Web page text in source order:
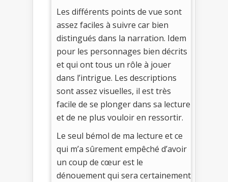
Les différents points de vue sont
assez faciles à suivre car bien
distingués dans la narration. Idem
pour les personnages bien décrits
et qui ont tous un rôle à jouer
dans l’intrigue. Les descriptions
sont assez visuelles, il est très
facile de se plonger dans sa lecture
et de ne plus vouloir en ressortir.
Le seul bémol de ma lecture et ce
qui m’a sûrement empêché d’avoir
un coup de cœur est le
dénouement qui sera certainement